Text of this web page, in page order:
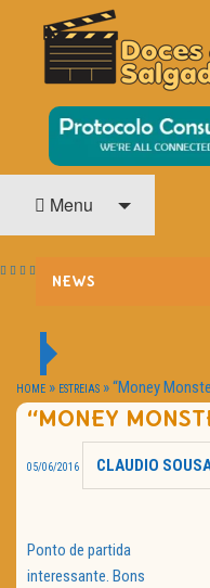
DOCES OU SALGADAS?
O Cinema? Uma Paixão!!
Menu
NEWS
PASSATEMPOS
HOME CINEMA
NOTA PESSOAL
Política de
HOME » ESTREIAS »“Money
“MONEY
05/06/2016 CLAUDIO
Ponto de partida
interessante. Bons